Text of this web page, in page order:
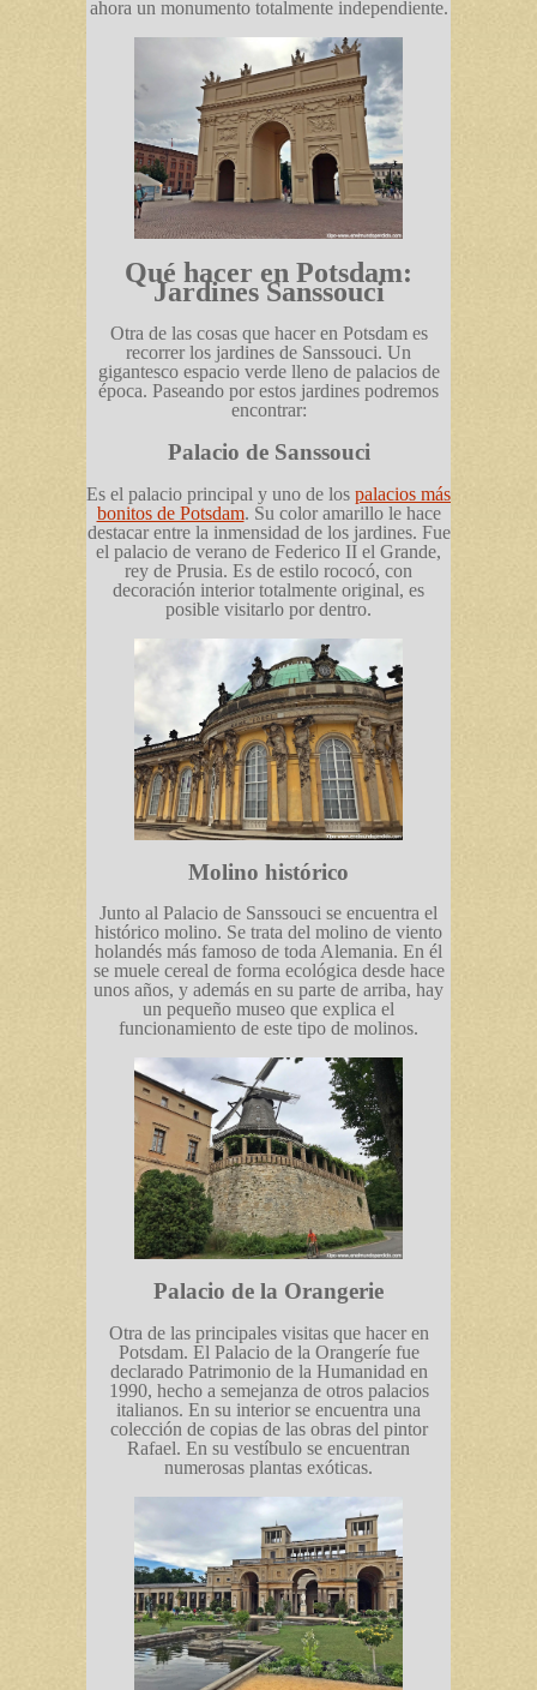
ahora un monumento totalmente independiente.
Qué hacer en Potsdam:
Jardines Sanssouci
Otra de las cosas que hacer en Potsdam es
recorrer los jardines de Sanssouci. Un
gigantesco espacio verde lleno de palacios de
época. Paseando por estos jardines podremos
encontrar:
Palacio de Sanssouci
Es el palacio principal y uno de los palacios más
bonitos de Potsdam. Su color amarillo le hace
destacar entre la inmensidad de los jardines. Fue
el palacio de verano de Federico II el Grande,
rey de Prusia. Es de estilo rococó, con
decoración interior totalmente original, es
posible visitarlo por dentro.
Molino histórico
Junto al Palacio de Sanssouci se encuentra el
histórico molino. Se trata del molino de viento
holandés más famoso de toda Alemania. En él
se muele cereal de forma ecológica desde hace
unos años, y además en su parte de arriba, hay
un pequeño museo que explica el
funcionamiento de este tipo de molinos.
Palacio de la Orangerie
Otra de las principales visitas que hacer en
Potsdam. El Palacio de la Orangeríe fue
declarado Patrimonio de la Humanidad en
1990, hecho a semejanza de otros palacios
italianos. En su interior se encuentra una
colección de copias de las obras del pintor
Rafael. En su vestíbulo se encuentran
numerosas plantas exóticas.